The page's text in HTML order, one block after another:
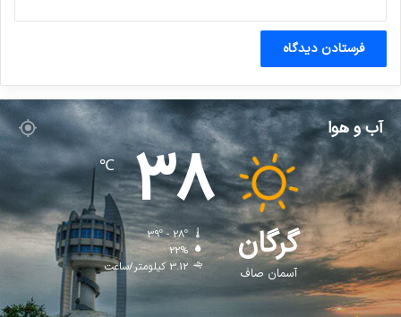
آب و هوا
گرگان
آسمان صاف
38
℃
39º - 28º
22%
3.12 کیلومتر/ساعت